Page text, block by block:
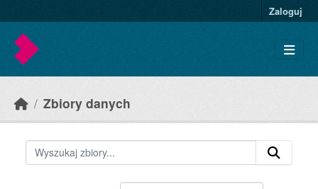
Zaloguj
Zbiory danych